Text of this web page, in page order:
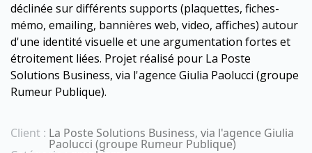
déclinée sur différents supports (plaquettes, fiches-
mémo, emailing, bannières web, video, affiches) autour
d'une identité visuelle et une argumentation fortes et
étroitement liées. Projet réalisé pour La Poste
Solutions Business, via l'agence Giulia Paolucci (groupe
Rumeur Publique).
Client : La Poste Solutions Business, via l'agence Giulia
Paolucci (groupe Rumeur Publique)